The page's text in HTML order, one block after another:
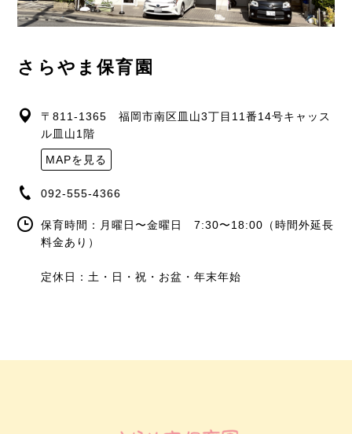
さらやま保育園
〒811-1365 福岡市南区皿山3丁目11番14号キャッス
ル皿山1階
MAPを見る
092-555-4366
保育時間：月曜日〜金曜日 7:30〜18:00（時間外延長
料金あり）
定休日：土・日・祝・お盆・年末年始